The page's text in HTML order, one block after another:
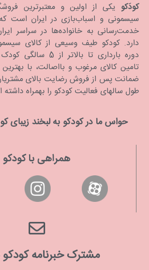
کودَکو یکی از اولین و معتبرترین
خدمت‌رسانی به خانواده‌ها در سراسر
دارد. كودكو طیف وسیعی از کالای
دوره بارداری تا
تامین کالای مرغوب و بااصالت، با
ضمانت پس از فروش رضایت بالای
طول سالهای فعالیت کودکو را بهمراه
حواس ما در كودكو به لبخند
همراهی با کودکو
مشترک خبرنامه